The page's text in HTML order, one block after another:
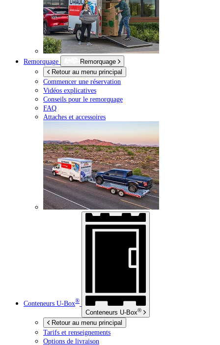
Remorquage
Remorquage
Retour au menu principal
Commencer une réservation
Vidéos explicatives
Conseils pour le remorquage
FAQ
Attaches et accessoires
Conteneurs U-Box®
Conteneurs U-Box®
Retour au menu principal
Tarifs et renseignements
Options de livraison